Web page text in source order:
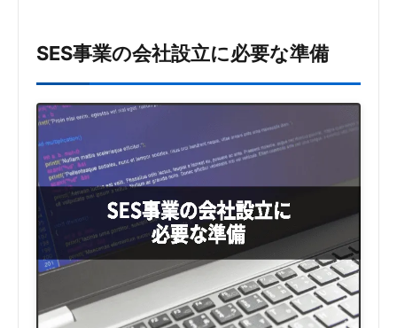
SES事業の会社設立に必要な準備